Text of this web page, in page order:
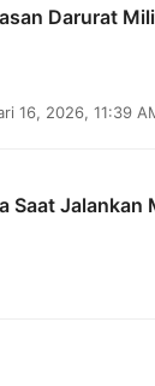
Darurat
16, 2026, 11:39
Saat Jalankan